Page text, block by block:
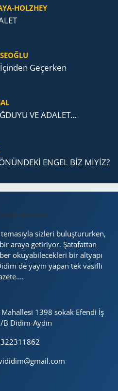
HOLZHEY
Geçerken
VE ADA­LET…
ENGEL BİZ MİYİZ?
sizleri buluştururken,
araya getiriyor. Şatafattan
okuyabilecekleri bir altyapı
de yayın yapan tek vasıflı
1398 sokak Efendi İş
B Didim-Aydın